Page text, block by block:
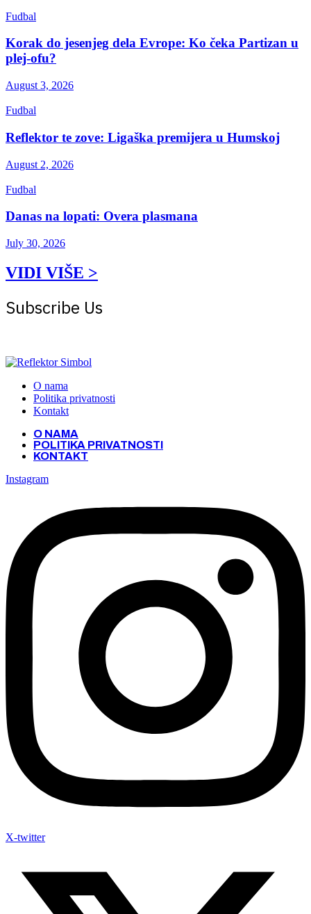
Fudbal
Korak do jesenjeg dela Evrope: Ko čeka Partizan u
plej-ofu?
August 3, 2026
Fudbal
Reflektor te zove: Ligaška premijera u Humskoj
August 2, 2026
Fudbal
Danas na lopati: Overa plasmana
July 30, 2026
VIDI VIŠE >
Subscribe Us
O nama
Politika privatnosti
Kontakt
O NAMA
POLITIKA PRIVATNOSTI
KONTAKT
Instagram
X-twitter